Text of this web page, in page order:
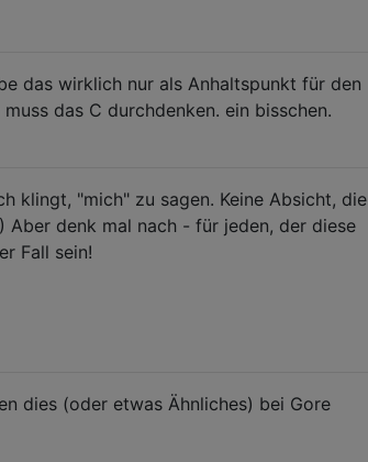
das wirklich nur als Anhaltspunkt für den
das C durchdenken. ein bisschen.
klingt, "mich" zu sagen. Keine Absicht, die
Aber denk mal nach - für jeden, der diese
Fall sein!
dies (oder etwas Ähnliches) bei Gore